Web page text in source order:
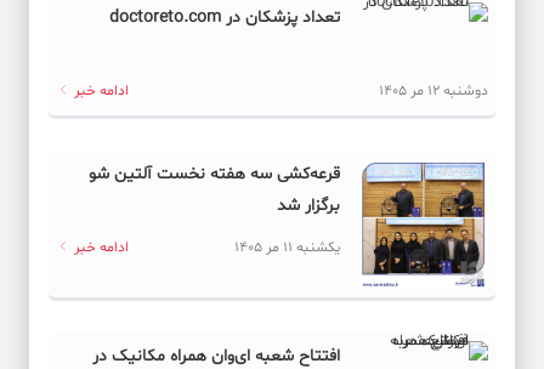
تعداد پزشکان در doctoreto.com
دوشنبه 12 مر 1405 ادامه خبر
قرعه‌کشی سه هفته نخست آلتین شو
برگزار شد
یکشنبه 11 مر 1405 ادامه خبر
افتتاح شعبه ای‌وان همراه مکانیک در